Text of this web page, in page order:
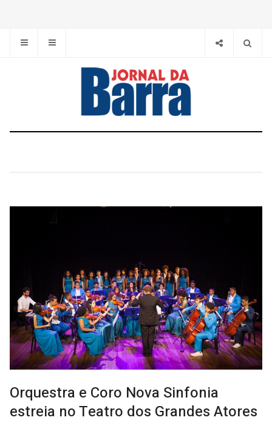
Orquestra e Coro Nova Sinfonia
estreia no Teatro dos Grandes Atores